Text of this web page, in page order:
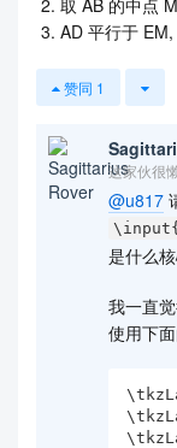
取 AB 的中点 M
AD 平行于
赞同 1
这家伙很
@u817
是什么
我一直
使用下